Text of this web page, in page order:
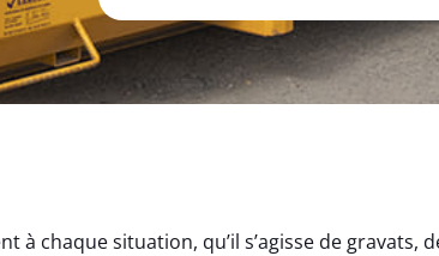
chaque situation, qu’il s’agisse de gravats,